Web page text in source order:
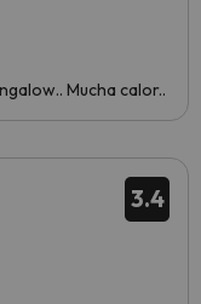
Mucha calor..
3.4